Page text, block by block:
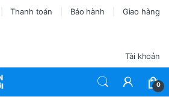
Thanh toán Bảo hành Giao hàng
Tài khoản
0